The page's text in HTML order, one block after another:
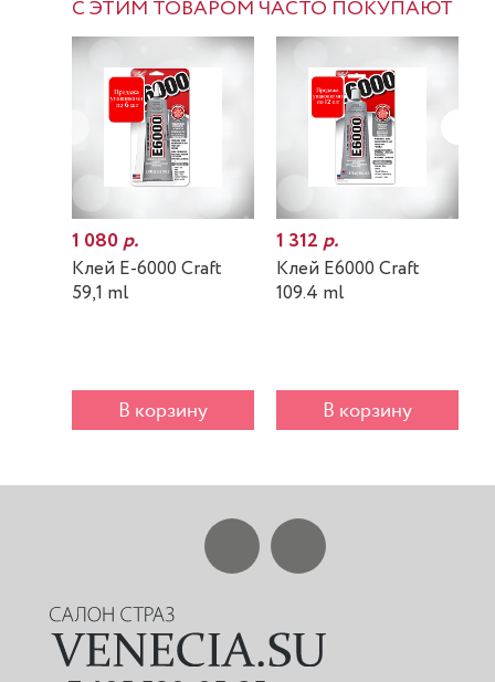
С ЭТИМ ТОВАРОМ ЧАСТО ПОКУПАЮТ
1 080р.
Клей E-6000 Craft
59,1 ml
В корзину
1 312р.
Клей E6000 Craft
109.4 ml
В корзину